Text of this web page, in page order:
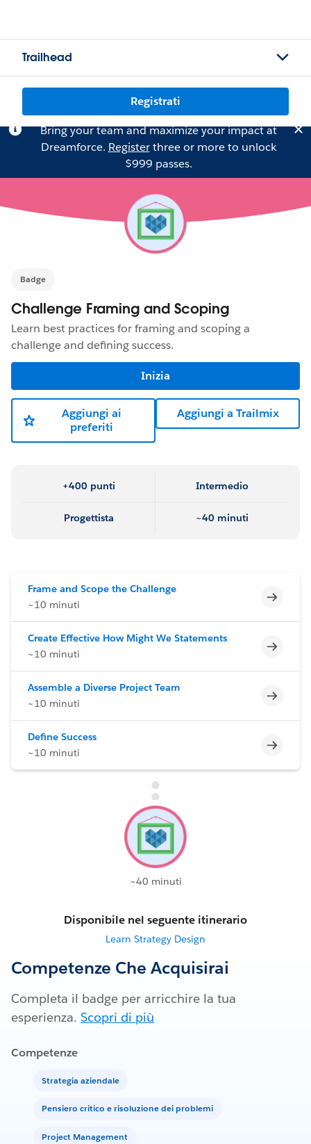
Trailhead
Registrati
Bring your team and maximize your impact at
Dreamforce. Registerthree or more to unlock
$999 passes.
Badge
Challenge Framing and Scoping
Learn best practices for framing and scoping a
challenge and defining success.
Inizia
Aggiungi ai
preferiti
Aggiungi a Trailmix
+400 punti Intermedio
Progettista ~40 minuti
Frame and Scope the Challenge
~10 minuti
Create Effective How Might We Statements
~10 minuti
Assemble a Diverse Project Team
~10 minuti
Define Success
~10 minuti
~40 minuti
Disponibile nel seguente itinerario
Learn Strategy Design
Competenze Che Acquisirai
Completa il badge per arricchire la tua
esperienza. Scopri di più
Competenze
Strategia aziendale
Pensiero critico e risoluzione dei problemi
Project Management